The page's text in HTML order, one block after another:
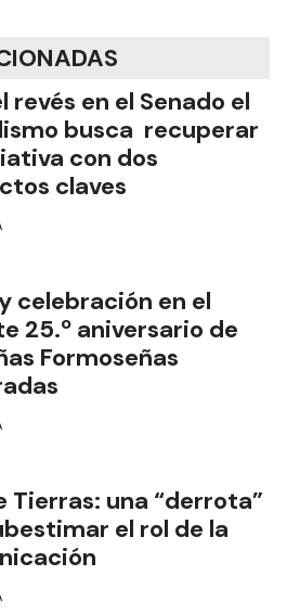
revés en el Senado el
busca recuperar
con dos
claves
celebración en el
25.º aniversario de
Formoseñas
Tierras: una “derrota”
el rol de la